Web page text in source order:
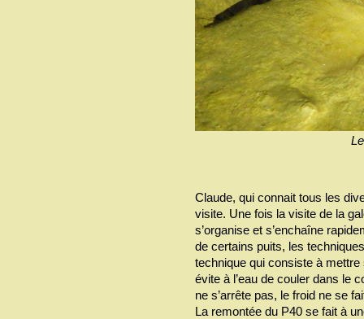
Claude, qui connait tous les
visite. Une fois la visite de la
s’organise et s’enchaîne
de certains puits, les
technique qui consiste à
évite à l’eau de couler dans le
ne s’arrête pas, le froid ne se
La remontée du P40 se fait à